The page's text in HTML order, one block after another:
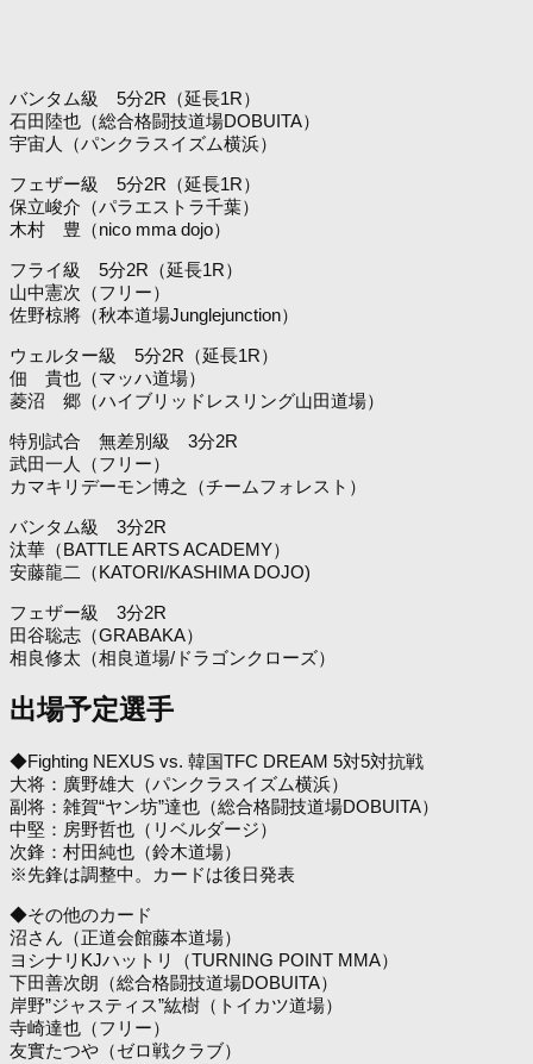
バンタム級 5分2R（延長1R）
石田陸也（総合格闘技道場DOBUITA）
宇宙人（パンクラスイズム横浜）
フェザー級 5分2R（延長1R）
保立峻介（パラエストラ千葉）
木村 豊（nico mma dojo）
フライ級 5分2R（延長1R）
山中憲次（フリー）
佐野椋將（秋本道場Junglejunction）
ウェルター級 5分2R（延長1R）
佃 貴也（マッハ道場）
菱沼 郷（ハイブリッドレスリング山田道場）
特別試合 無差別級 3分2R
武田一人（フリー）
カマキリデーモン博之（チームフォレスト）
バンタム級 3分2R
汰華（BATTLE ARTS ACADEMY）
安藤龍二（KATORI/KASHIMA DOJO)
フェザー級 3分2R
田谷聡志（GRABAKA）
相良修太（相良道場/ドラゴンクローズ）
出場予定選手
◆Fighting NEXUS vs. 韓国TFC DREAM 5対5対抗戦
大将：廣野雄大（パンクラスイズム横浜）
副将：雑賀“ヤン坊”達也（総合格闘技道場DOBUITA）
中堅：房野哲也（リベルダージ）
次鋒：村田純也（鈴木道場）
※先鋒は調整中。カードは後日発表
◆その他のカード
沼さん（正道会館藤本道場）
ヨシナリKJハットリ（TURNING POINT MMA）
下田善次朗（総合格闘技道場DOBUITA）
岸野”ジャスティス”紘樹（トイカツ道場）
寺崎達也（フリー）
友實たつや（ゼロ戦クラブ）